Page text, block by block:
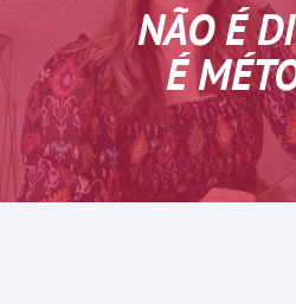
NÃO É
É